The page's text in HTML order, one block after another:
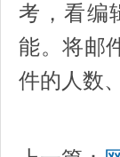
考，看编
能。将邮
件的人数